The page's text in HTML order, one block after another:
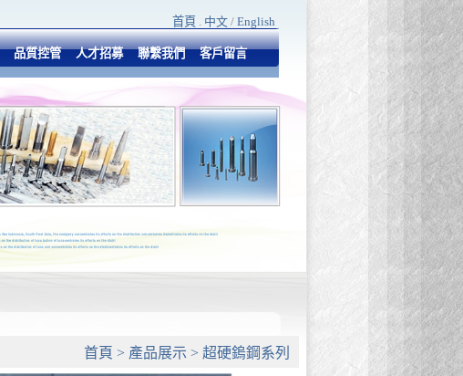
首頁 . 中文 / English
品質控管 人才招募 聯繫我們 客戶留言
首頁 > 產品展示 > 超硬鎢鋼系列